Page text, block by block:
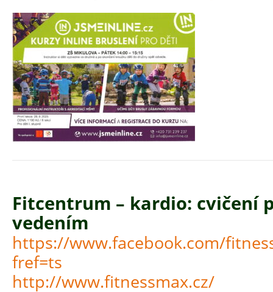
Fitcentrum – kardio: cvičení
vedením
https://www.facebook.com/
fref=ts
http://www.fitnessmax.cz/